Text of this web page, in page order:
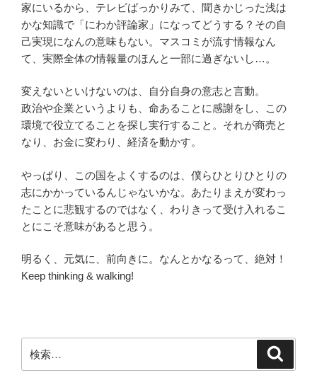
家にいるから、テレビばっかりみて、聞きかじった浅は
かな知識で「にわか評論家」になってどうする？その自
己実現になんの意味もない。マスコミが流す情報なん
て、実際全体の情報量のほんと一部に過ぎないし…。
変えないといけないのは、自分自身の意志と言動。
政治や企業というよりも、命あることに感謝をし、この
環境で役立てることを探し実行すること。それが商売と
なり、お金に変わり、経済を動かす。
やっぱり、この国をよくするのは、僕らひとりひとりの
志にかかっているんじゃないかな。あたりまえが変わっ
たことに悲観するのではなく、わりきって受け入れるこ
とにこそ意味があると思う。
明るく、元気に、前向きに。なんとかなるって、絶対！
Keep thinking & walking!
索: